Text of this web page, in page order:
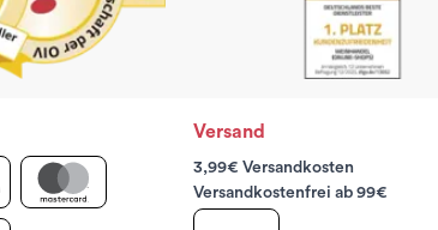
Versand
3,99€ Versandkosten
Versandkostenfrei ab 99€